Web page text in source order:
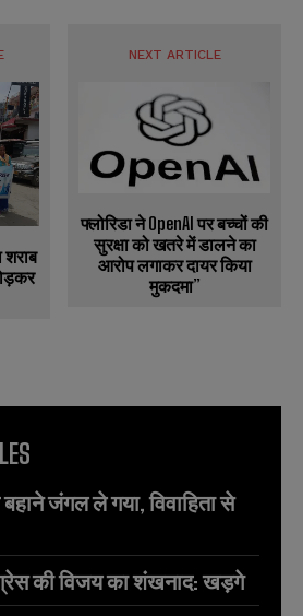
शराब
NEXT ARTICLE
फ्लोरिडा ने OpenAI पर बच्चों की
सुरक्षा को खतरे में डालने का
आरोप लगाकर दायर किया
मुकदमा”
जंगल ले गया, विवाहिता से
की विजय का शंखनाद: खड़गे